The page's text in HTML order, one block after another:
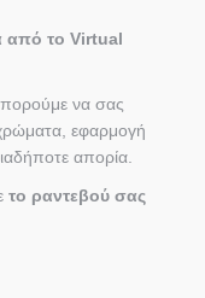
από το Virtual
να σας
εφαρμογή
απορία.
το ραντεβού σας